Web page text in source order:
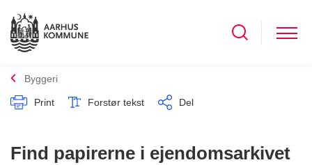
Byggeri
Print Forstør tekst Del
Find papirerne i ejendomsarkivet